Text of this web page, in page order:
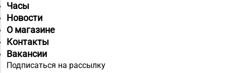
Часы
Новости
О магазине
Контакты
Вакансии
Подписаться на рассылку